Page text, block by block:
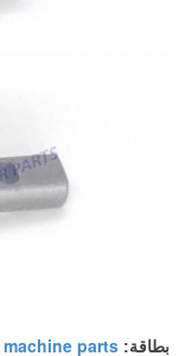
بطاقة: parts